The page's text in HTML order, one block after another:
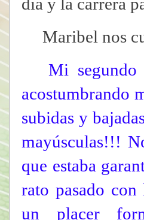
Maribel nos
Mi segundo
acostumbrando
subidas y
mayúsculas!!!
que estaba
rato pasado
un placer